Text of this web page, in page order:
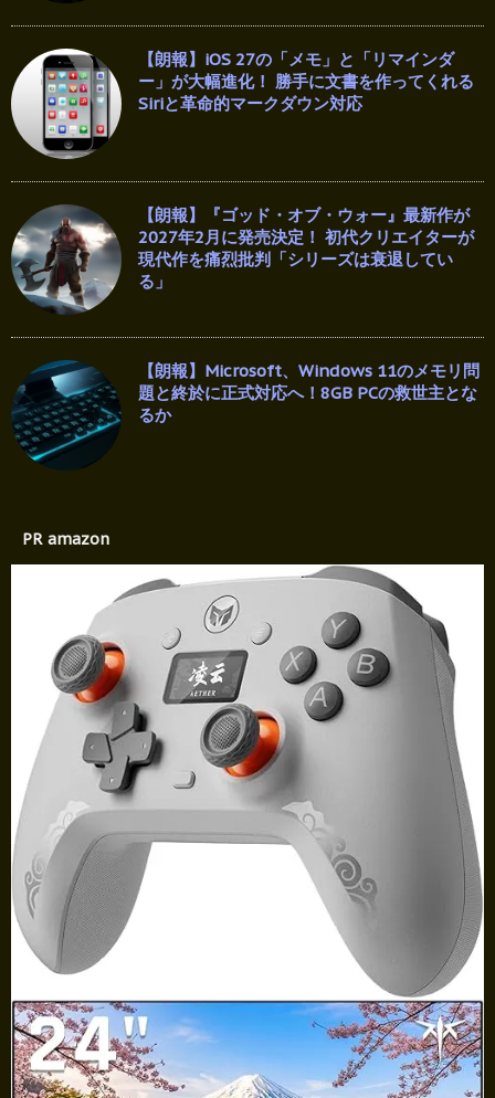
【朗報】iOS 27の「メモ」と「リマインダ
ー」が大幅進化！ 勝手に文書を作ってくれる
Siriと革命的マークダウン対応
【朗報】『ゴッド・オブ・ウォー』最新作が
2027年2月に発売決定！ 初代クリエイターが
現代作を痛烈批判「シリーズは衰退してい
る」
【朗報】Microsoft、Windows 11のメモリ問
題と終於に正式対応へ！8GB PCの救世主とな
るか
PR amazon